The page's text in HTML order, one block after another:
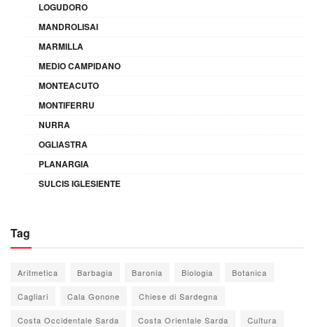
LOGUDORO
MANDROLISAI
MARMILLA
MEDIO CAMPIDANO
MONTEACUTO
MONTIFERRU
NURRA
OGLIASTRA
PLANARGIA
SULCIS IGLESIENTE
Tag
Aritmetica Barbagia Baronia Biologia Botanica
Cagliari Cala Gonone Chiese di Sardegna
Costa Occidentale Sarda Costa Orientale Sarda Cultura